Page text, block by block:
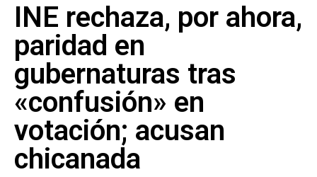
INE rechaza, por ahora,
paridad en
gubernaturas tras
«confusión» en
votación; acusan
chicanada